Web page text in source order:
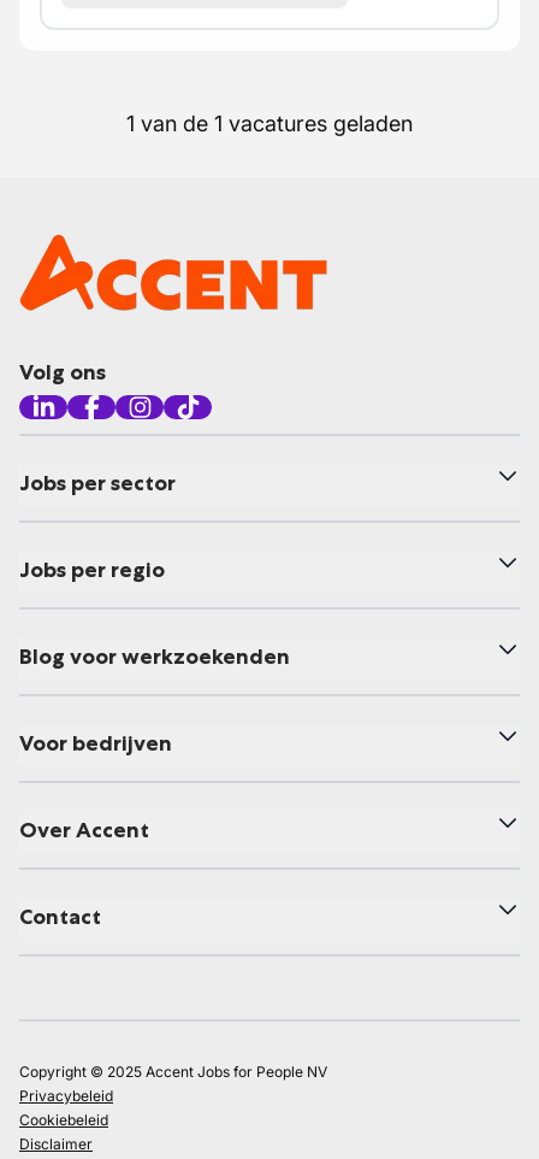
1 van de 1 vacatures geladen
Volg ons
Jobs per sector
Jobs per regio
Blog voor werkzoekenden
Voor bedrijven
Over Accent
Contact
Copyright © 2025 Accent Jobs for People NV
Privacybeleid
Cookiebeleid
Disclaimer